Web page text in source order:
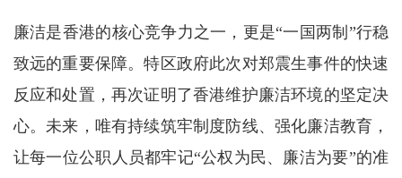
廉洁是香港的核心竞争力之一，更是“一国两制”行稳
致远的重要保障。特区政府此次对郑震生事件的快速
反应和处置，再次证明了香港维护廉洁环境的坚定决
心。未来，唯有持续筑牢制度防线、强化廉洁教育，
让每一位公职人员都牢记“公权为民、廉洁为要”的准